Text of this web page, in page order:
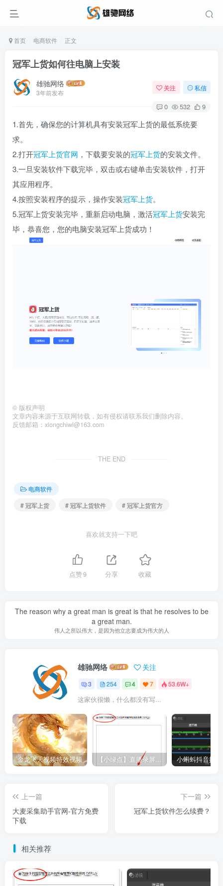
首页 电商软件 正文
冠军上货如何往电脑上安装
雄驰网络
3年前发布
关注 私信
0 532 9
1.首先，确保您的计算机具有安装冠军上货的最低系统要
求。
2.打开冠军上货官网 ，下载要安装的冠军上货的安装文件。
3.一旦安装软件下载完毕，双击或右键单击安装软件，打开
其应用程序。
4.按照安装程序的提示，操作安装冠军上货。
5.冠军上货安装完毕，重新启动电脑，激活冠军上货安装完
毕，恭喜您，您的电脑安装冠军上货成功！
© 版权声明
文章内容来源于互联网转载，如有侵权请联系我们删除内容。
反馈邮箱：xiongchiwl@163.com
THE END
电商软件
# 冠军上货
# 冠军上货软件 # 冠军上货官方
喜欢就支持一下吧
点赞9 分享 收藏
The reason why a great man is great is that he resolves to be
a great man.
伟人之所以伟大，是因为他立志要成为伟大的人
雄驰网络 关注
3 254 4 7 53.6W+
这家伙很懒，什么都没有写...
金龙飞天视频特效视频 【小绿点】直播录屏软件 支持抖音快手直播屏幕高清录制
上一篇
大麦采集助手官网-官方免费
下载
下一篇
冠军上货软件怎么续费？
相关推荐